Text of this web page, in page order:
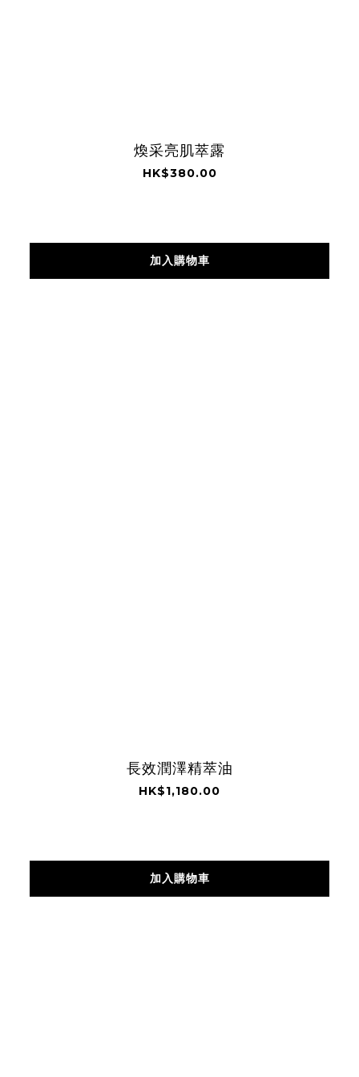
煥采亮肌萃露
HK$380.00
加入購物車
長效潤澤精萃油
HK$1,180.00
加入購物車